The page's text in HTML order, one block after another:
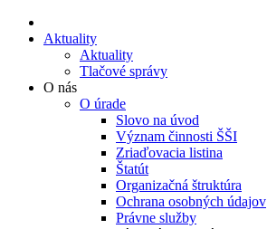
Aktuality
Aktuality
Tlačové správy
O nás
O úrade
Slovo na úvod
Význam činnosti ŠŠI
Zriaďovacia listina
Štatút
Organizačná štruktúra
Ochrana osobných údajov
Právne služby